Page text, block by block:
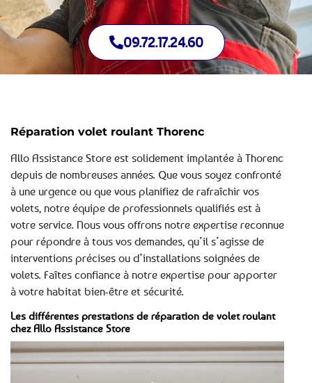
09.72.17.24.60
Réparation volet roulant Thorenc
Allo Assistance Store est solidement implantée à Thorenc
depuis de nombreuses années. Que vous soyez confronté
à une urgence ou que vous planifiez de rafraîchir vos
volets, notre équipe de professionnels qualifiés est à
votre service. Nous vous offrons notre expertise reconnue
pour répondre à tous vos demandes, qu’il s’agisse de
interventions précises ou d’installations soignées de
volets. Faîtes confiance à notre expertise pour apporter
à votre habitat bien-être et sécurité.
Les différentes prestations de réparation de volet roulant
chez Allo Assistance Store